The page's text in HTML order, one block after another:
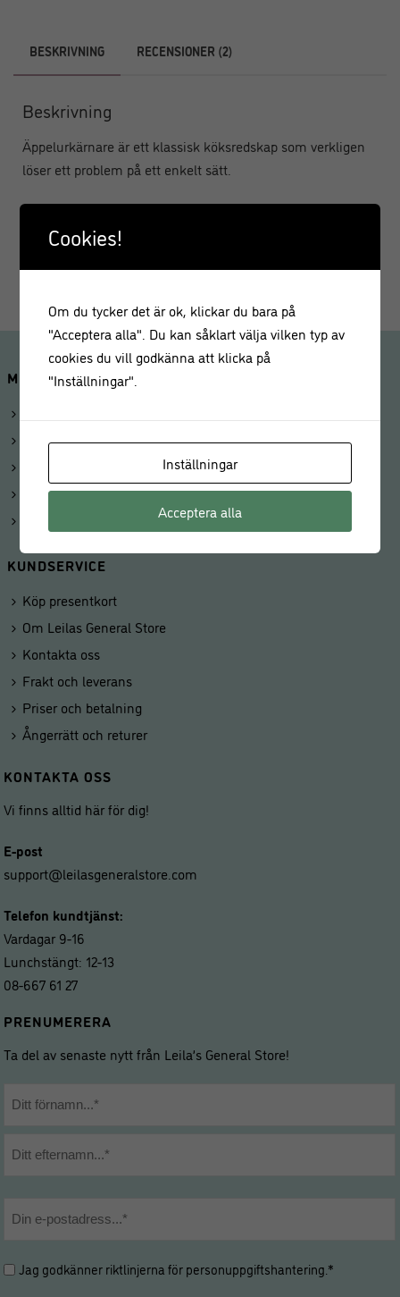
BESKRIVNING RECENSIONER (2)
Beskrivning
Äppelurkärnare är ett klassisk köksredskap som verkligen
löser ett problem på ett enkelt sätt.
Urkärnare till urkärning av äpplen, päron, gurka och annan
frukt och grönt. Urkärnaren har ett svart soft grip handtag i
MINA SIDOR
Mitt konto
Kunduppgifter
KUNDSERVICE
Köp presentkort
Om Leilas General Store
Kontakta oss
Frakt och leverans
Priser och betalning
Ångerrätt och returer
KONTAKTA OSS
Vi finns alltid här för dig!
E-post
support@leilasgeneralstore.com
Telefon kundtjänst:
Vardagar 9-16
Lunchstängt: 12-13
08-667 61 27
PRENUMERERA
Ta del av senaste nytt från Leila’s General Store!
Hantering
Jag godkänner riktlinjerna förpersonuppgiftshantering .*
Cookies!
Om du tycker det är ok, klickar du bara på
"Acceptera alla". Du kan såklart välja vilken typ av
cookies du vill godkänna att klicka på
"Inställningar".
Inställningar
Acceptera alla